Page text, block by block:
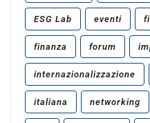
ESG Lab eventi
finanza forum
internazionalizzazione
italiana networking